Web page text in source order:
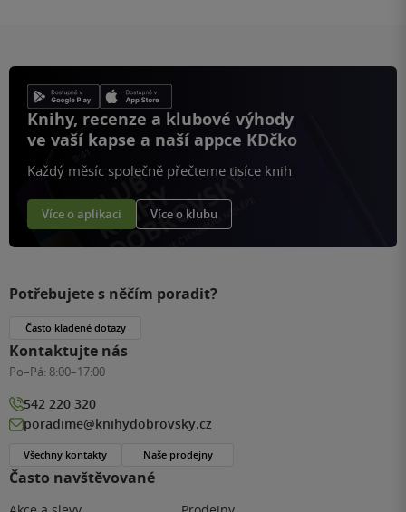
Knihy, recenze a klubové výhody
ve vaší kapse a naší appce KDčko
Každý měsíc společně přečteme tisíce knih
Více o aplikaci Více o klubu
Často navštěvované
Potřebujete s něčím poradit?
Často kladené dotazy
Kontaktujte nás
Po–Pá: 8:00–17:00
542 220 320
poradime@knihydobrovsky.cz
Všechny kontakty Naše prodejny